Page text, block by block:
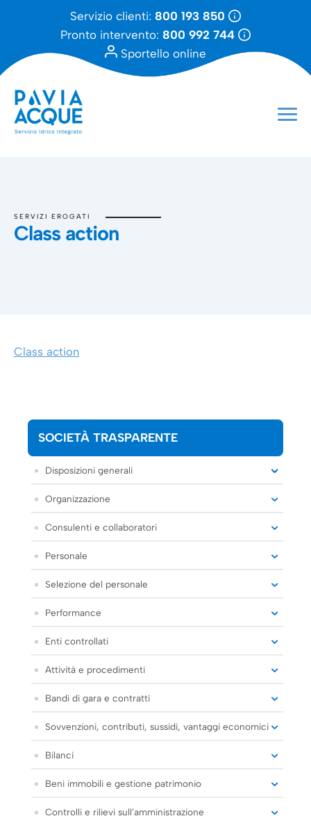
Servizio clienti: 800 193 850
Pronto intervento: 800 992 744
Sportello online
SERVIZI EROGATI
Class action
Class action
SOCIETÀ TRASPARENTE
Disposizioni generali
Organizzazione
Consulenti e collaboratori
Personale
Selezione del personale
Performance
Enti controllati
Attività e procedimenti
Bandi di gara e contratti
Sovvenzioni, contributi, sussidi, vantaggi economici
Bilanci
Beni immobili e gestione patrimonio
Controlli e rilievi sull’amministrazione